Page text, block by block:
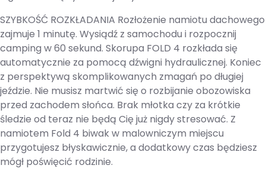
SZYBKOŚĆ ROZKŁADANIA Rozłożenie namiotu dachowego
zajmuje 1 minutę. Wysiądź z samochodu i rozpocznij
camping w 60 sekund. Skorupa FOLD 4 rozkłada się
automatycznie za pomocą dźwigni hydraulicznej. Koniec
z perspektywą skomplikowanych zmagań po długiej
jeździe. Nie musisz martwić się o rozbijanie obozowiska
przed zachodem słońca. Brak młotka czy za krótkie
śledzie od teraz nie będą Cię już nigdy stresować. Z
namiotem Fold 4 biwak w malowniczym miejscu
przygotujesz błyskawicznie, a dodatkowy czas będziesz
mógł poświęcić rodzinie.